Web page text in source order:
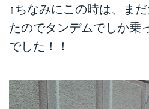
くりと
2015年8
や天気の
のもぼく
（; ;）。
実はト
↑ちなみにこの時は、ま
たのでタンデムでしか乗
でした！！